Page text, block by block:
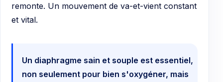
remonte. Un mouvement de va-et-vient constant
et vital.
Un diaphragme sain et souple est essentiel,
non seulement pour bien s'oxygéner, mais